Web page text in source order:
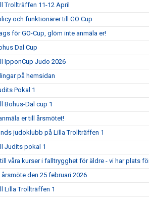
Trollträffen 11-12 April
och funktionärer till GO Cup
för GO-Cup, glöm inte anmäla er!
Dal Cup
IpponCup Judo 2026
på hemsidan
Pokal 1
Bohus-Dal cup 1
er till årsmötet!
judoklubb på Lilla Trollträffen 1
Judits pokal 1
våra kurser i falltrygghet för äldre - vi har plats
den 25 februari 2026
Lilla Trollträffen 1